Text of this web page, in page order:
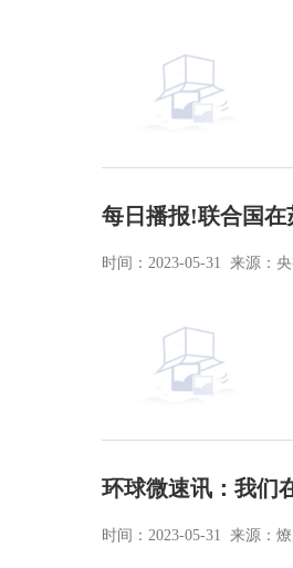
每日播报!联合国在
时间：2023-05-31 来源：
环球微速讯：我们
时间：2023-05-31 来源：